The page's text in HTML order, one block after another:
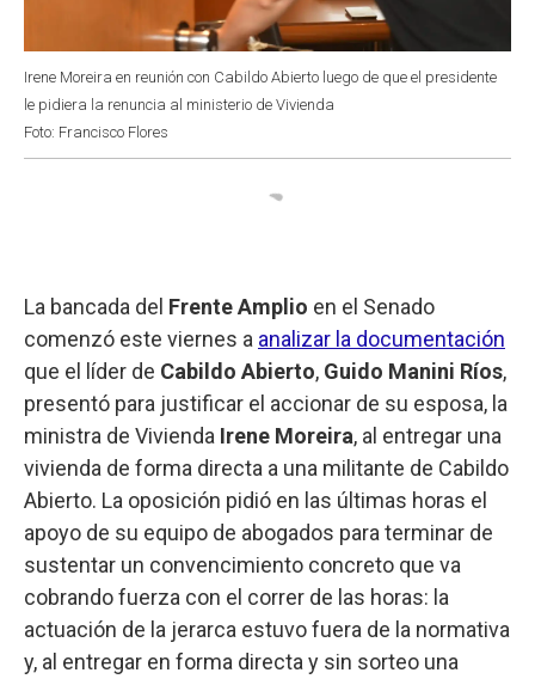
Irene Moreira en reunión con Cabildo Abierto luego de que el presidente
le pidiera la renuncia al ministerio de Vivienda
Foto: Francisco Flores
La bancada del Frente Amplio en el Senado
comenzó este viernes a analizar la documentación
que el líder de Cabildo Abierto, Guido Manini Ríos,
presentó para justificar el accionar de su esposa, la
ministra de Vivienda Irene Moreira, al entregar una
vivienda de forma directa a una militante de Cabildo
Abierto. La oposición pidió en las últimas horas el
apoyo de su equipo de abogados para terminar de
sustentar un convencimiento concreto que va
cobrando fuerza con el correr de las horas: la
actuación de la jerarca estuvo fuera de la normativa
y, al entregar en forma directa y sin sorteo una